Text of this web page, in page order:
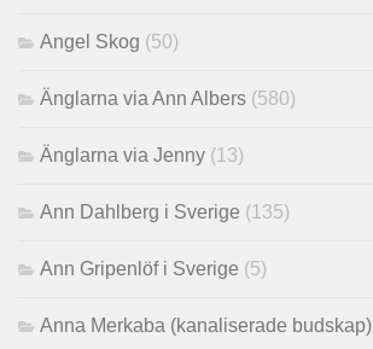
Angel Skog (50)
Änglarna via Ann Albers (580)
Änglarna via Jenny (13)
Ann Dahlberg i Sverige (135)
Ann Gripenlöf i Sverige (5)
Anna Merkaba (kanaliserade budskap)